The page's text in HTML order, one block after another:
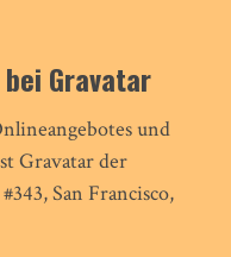
Gravatar
und
Gravatar der
San Francisco,